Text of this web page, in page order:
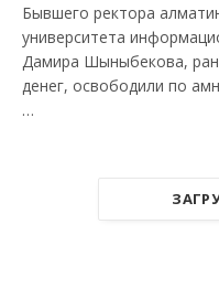
Бывшего ректора
университета
Дамира Шыныбекова,
денег, освободили по
…